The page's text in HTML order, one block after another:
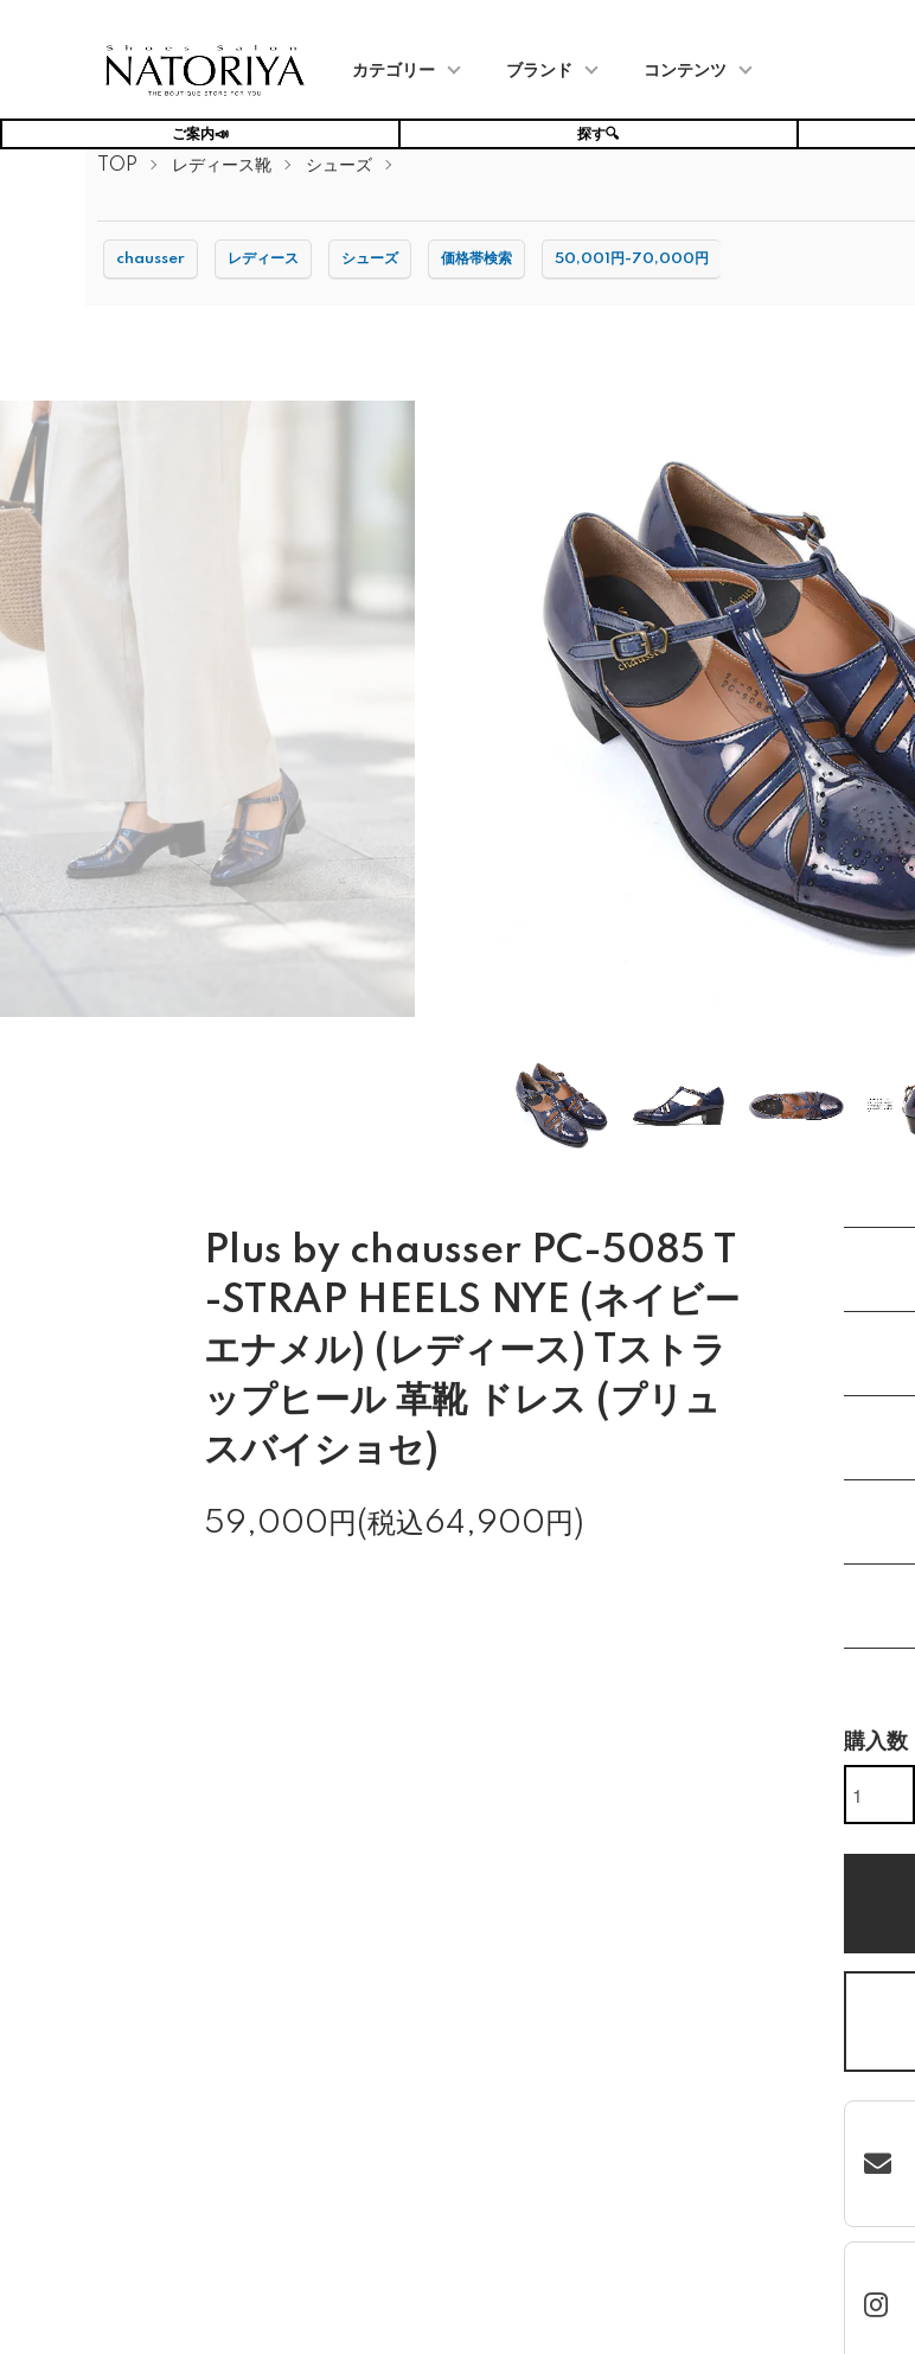
カテゴリー ブランド コンテンツ
ご案内📣 探す🔍
TOP レディース靴 シューズ
chausser レディース シューズ 価格帯検索 50,001円-70,000円
Plus by chausser PC-5085 T
-STRAP HEELS NYE (ネイビー
エナメル) (レディース) Tストラ
ップヒール 革靴 ドレス (プリュ
スバイショセ)
59,000円(税込64,900円)
購入数